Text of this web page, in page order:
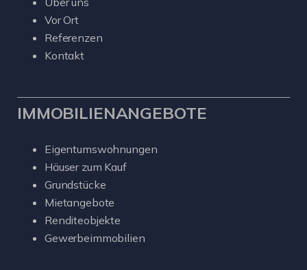
Vor Ort
Referenzen
Kontakt
IMMOBILIENANGEBOTE
Eigentumswohnungen
Häuser zum Kauf
Grundstücke
Mietangebote
Renditeobjekte
Gewerbeimmobilien